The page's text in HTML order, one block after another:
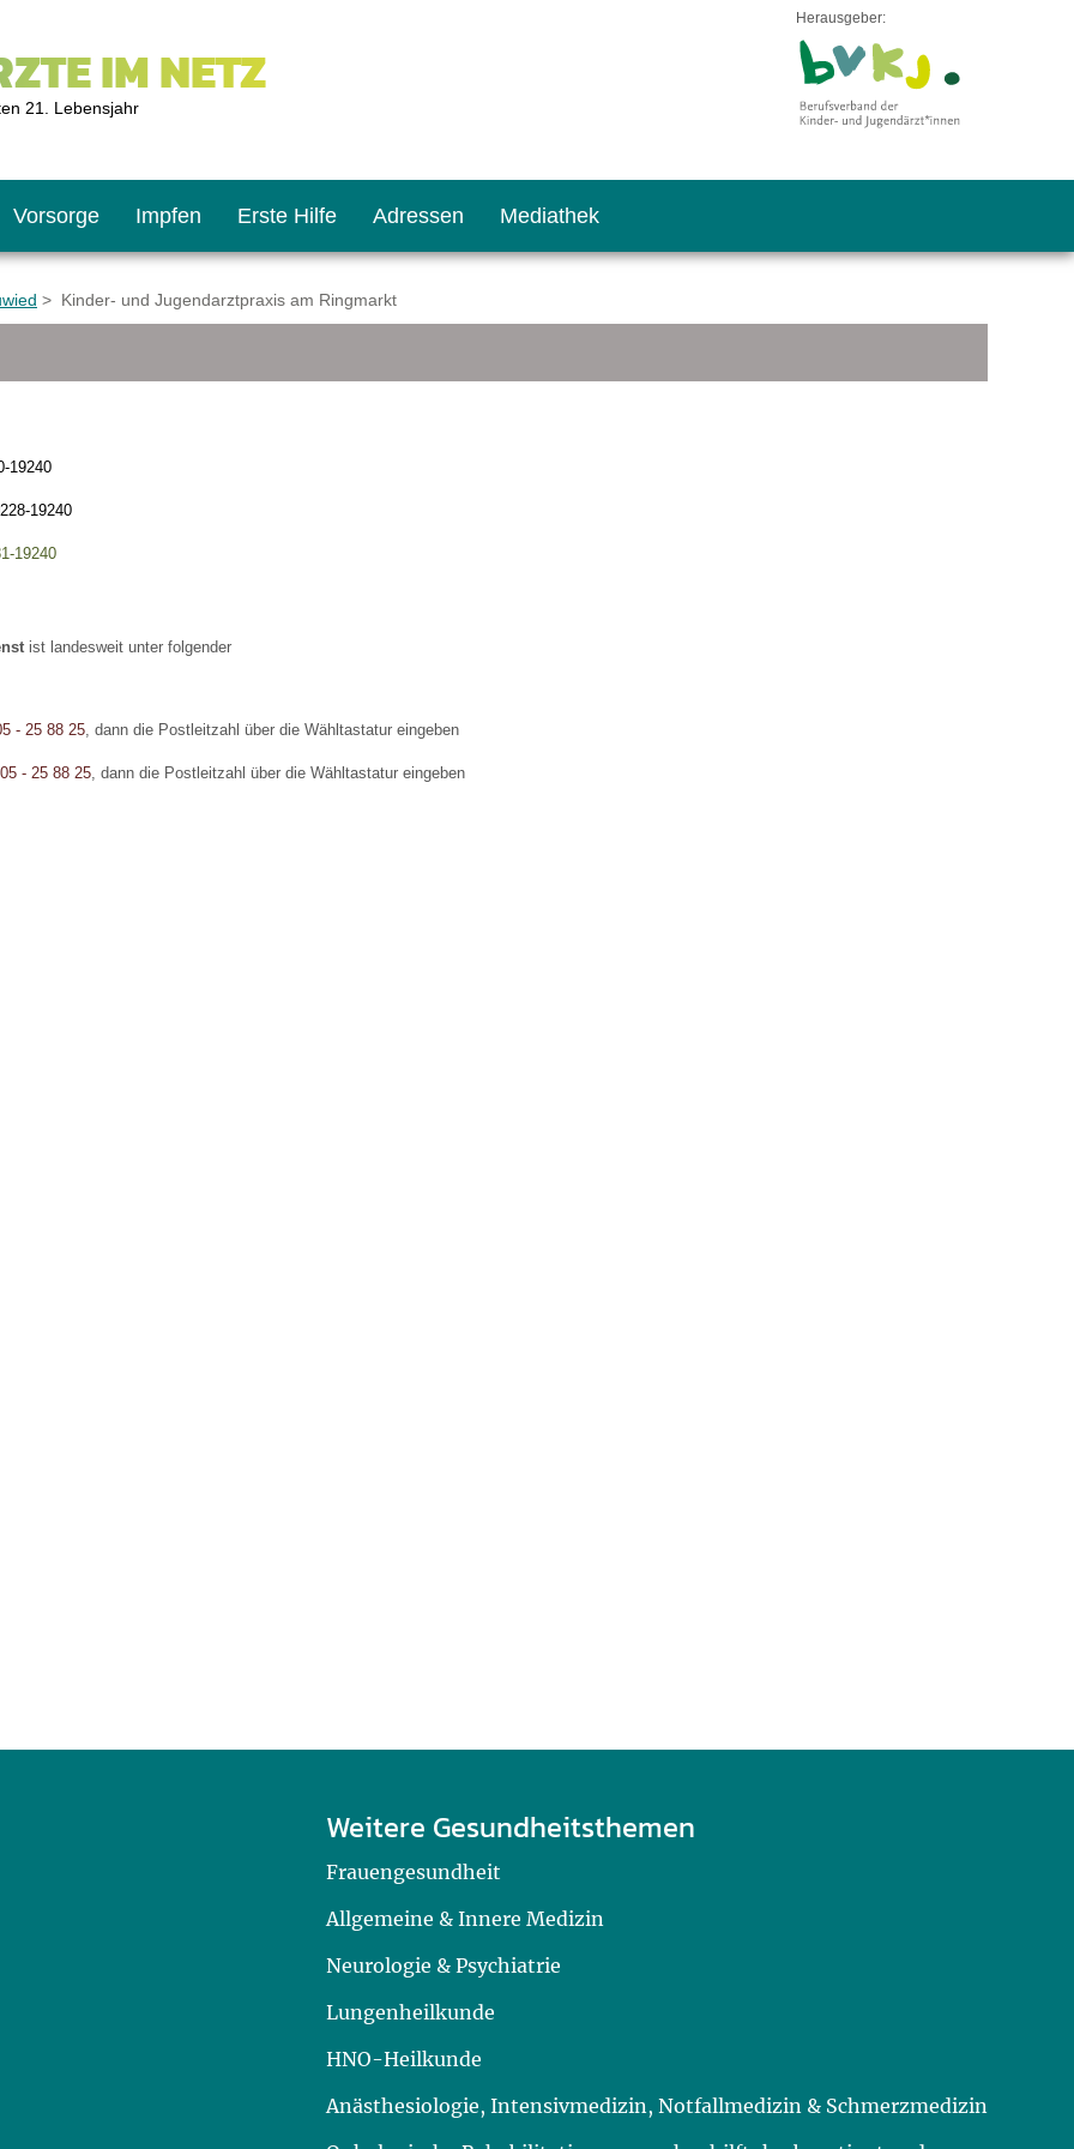
IM NETZ
21. Lebensjahr
Herausgeber:
Vorsorge Impfen Erste Hilfe Adressen Mediathek
> Kinder- und Jugendarztpraxis am Ringmarkt
19240
19240
19240
ist landesweit unter folgender
- 25 88 25, dann die Postleitzahl über die Wähltastatur eingeben
- 25 88 25, dann die Postleitzahl über die Wähltastatur eingeben
Weitere Gesundheitsthemen
Frauengesundheit
Allgemeine & Innere Medizin
Neurologie & Psychiatrie
Lungenheilkunde
HNO-Heilkunde
Anästhesiologie, Intensivmedizin, Notfallmedizin & Schmerzmedizin